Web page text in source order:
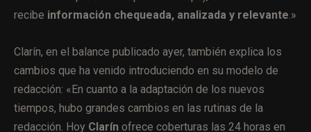
recibe información chequeada, analizada y relevante.»
Clarín, en el balance publicado ayer, también explica los
cambios que ha venido introduciendo en su modelo de
redacción: «En cuanto a la adaptación de los nuevos
tiempos, hubo grandes cambios en las rutinas de la
redacción. Hoy Clarín ofrece coberturas las 24 horas en